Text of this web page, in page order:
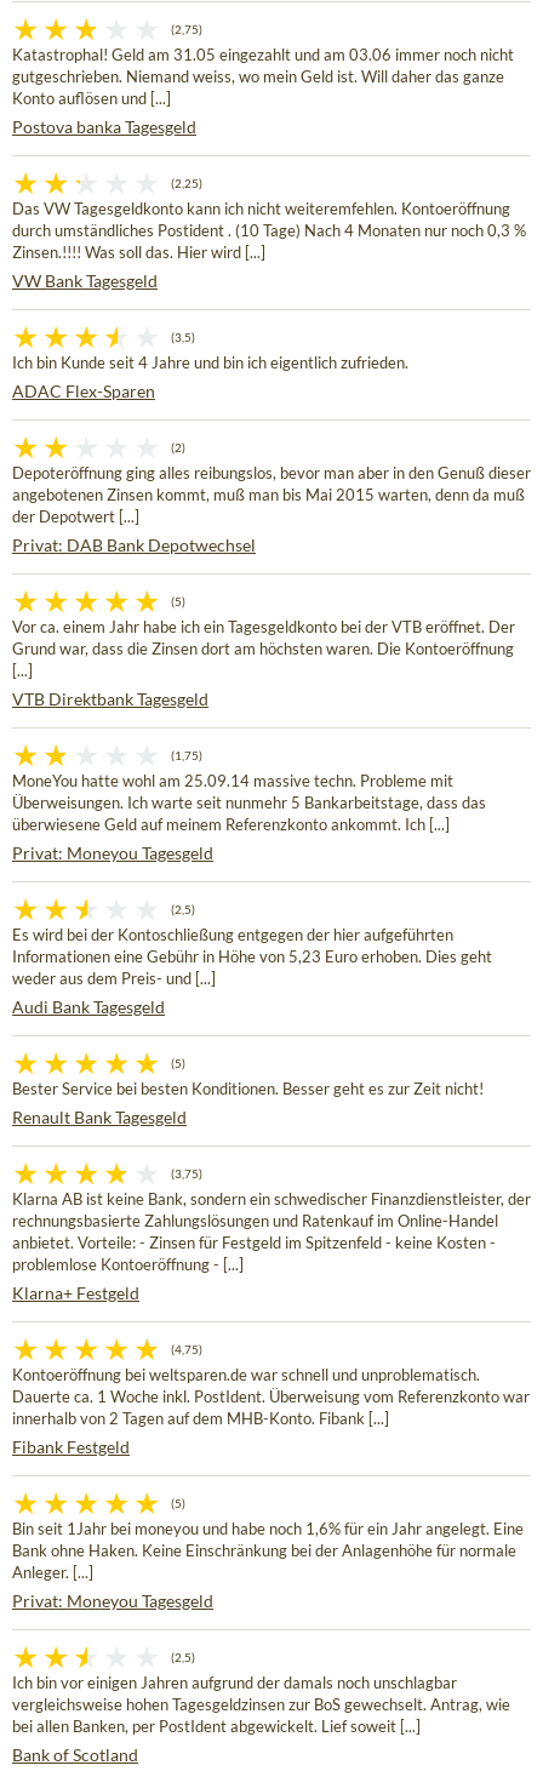
(2,75)
Katastrophal! Geld am 31.05 eingezahlt und am 03.06 immer noch nicht
gutgeschrieben. Niemand weiss, wo mein Geld ist. Will daher das ganze
Konto auflösen und [...]
Postova banka Tagesgeld
(2,25)
Das VW Tagesgeldkonto kann ich nicht weiteremfehlen. Kontoeröffnung
durch umständliches Postident . (10 Tage) Nach 4 Monaten nur noch 0,3 %
Zinsen.!!!! Was soll das. Hier wird [...]
VW Bank Tagesgeld
(3,5)
Ich bin Kunde seit 4 Jahre und bin ich eigentlich zufrieden.
ADAC Flex-Sparen
(2)
Depoteröffnung ging alles reibungslos, bevor man aber in den Genuß dieser
angebotenen Zinsen kommt, muß man bis Mai 2015 warten, denn da muß
der Depotwert [...]
Privat: DAB Bank Depotwechsel
(5)
Vor ca. einem Jahr habe ich ein Tagesgeldkonto bei der VTB eröffnet. Der
Grund war, dass die Zinsen dort am höchsten waren. Die Kontoeröffnung
[...]
VTB Direktbank Tagesgeld
(1,75)
MoneYou hatte wohl am 25.09.14 massive techn. Probleme mit
Überweisungen. Ich warte seit nunmehr 5 Bankarbeitstage, dass das
überwiesene Geld auf meinem Referenzkonto ankommt. Ich [...]
Privat: Moneyou Tagesgeld
(2,5)
Es wird bei der Kontoschließung entgegen der hier aufgeführten
Informationen eine Gebühr in Höhe von 5,23 Euro erhoben. Dies geht
weder aus dem Preis- und [...]
Audi Bank Tagesgeld
(5)
Bester Service bei besten Konditionen. Besser geht es zur Zeit nicht!
Renault Bank Tagesgeld
(3,75)
Klarna AB ist keine Bank, sondern ein schwedischer Finanzdienstleister, der
rechnungsbasierte Zahlungslösungen und Ratenkauf im Online-Handel
anbietet. Vorteile: - Zinsen für Festgeld im Spitzenfeld - keine Kosten -
problemlose Kontoeröffnung - [...]
Klarna+ Festgeld
(4,75)
Kontoeröffnung bei weltsparen.de war schnell und unproblematisch.
Dauerte ca. 1 Woche inkl. PostIdent. Überweisung vom Referenzkonto war
innerhalb von 2 Tagen auf dem MHB-Konto. Fibank [...]
Fibank Festgeld
(5)
Bin seit 1Jahr bei moneyou und habe noch 1,6% für ein Jahr angelegt. Eine
Bank ohne Haken. Keine Einschränkung bei der Anlagenhöhe für normale
Anleger. [...]
Privat: Moneyou Tagesgeld
(2,5)
Ich bin vor einigen Jahren aufgrund der damals noch unschlagbar
vergleichsweise hohen Tagesgeldzinsen zur BoS gewechselt. Antrag, wie
bei allen Banken, per PostIdent abgewickelt. Lief soweit [...]
Bank of Scotland